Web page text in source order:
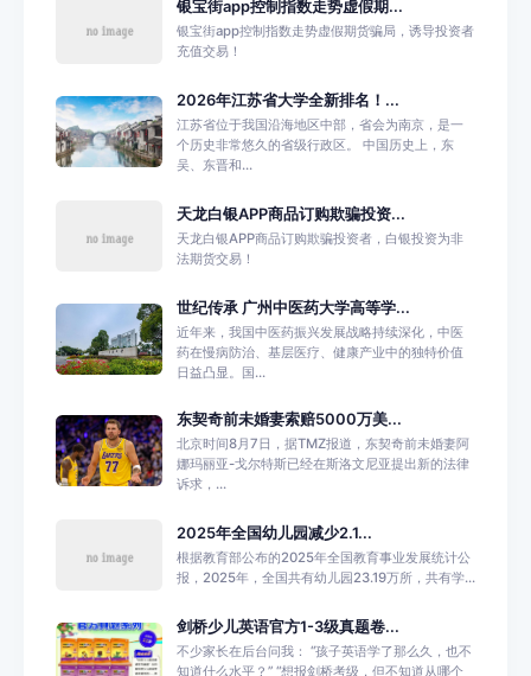
银宝街app控制指数走势虚假期...
银宝街app控制指数走势虚假期货骗局，诱导投资者
充值交易！
2026年江苏省大学全新排名！...
江苏省位于我国沿海地区中部，省会为南京，是一
个历史非常悠久的省级行政区。 中国历史上，东
吴、东晋和...
天龙白银APP商品订购欺骗投资...
天龙白银APP商品订购欺骗投资者，白银投资为非
法期货交易！
世纪传承 广州中医药大学高等学...
近年来，我国中医药振兴发展战略持续深化，中医
药在慢病防治、基层医疗、健康产业中的独特价值
日益凸显。国...
东契奇前未婚妻索赔5000万美...
北京时间8月7日，据TMZ报道，东契奇前未婚妻阿
娜玛丽亚-戈尔特斯已经在斯洛文尼亚提出新的法律
诉求，...
2025年全国幼儿园减少2.1...
根据教育部公布的2025年全国教育事业发展统计公
报，2025年，全国共有幼儿园23.19万所，共有学...
剑桥少儿英语官方1-3级真题卷...
不少家长在后台问我： “孩子英语学了那么久，也不
知道什么水平？” “想报剑桥考级，但不知道从哪个